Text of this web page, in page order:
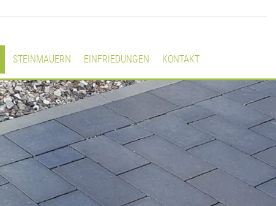
Navigation
STEINMAUERN EINFRIEDUNGEN KONTAKT